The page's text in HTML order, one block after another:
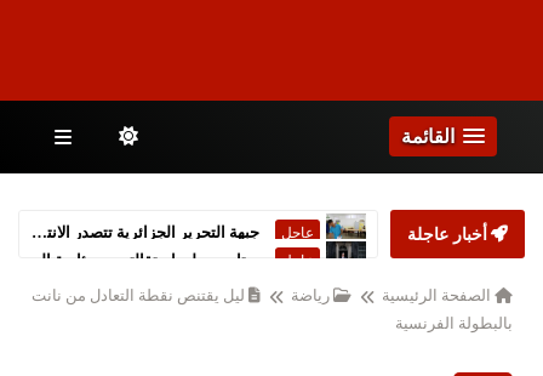
القائمة
أخبار عاجلة عاجل ستارمر يعلن استقالته من رئاسة الحكومة البريطانية
الصفحة الرئيسية رياضة
ليل يقتنص نقطة التعادل من نانت
بالبطولة الفرنسية